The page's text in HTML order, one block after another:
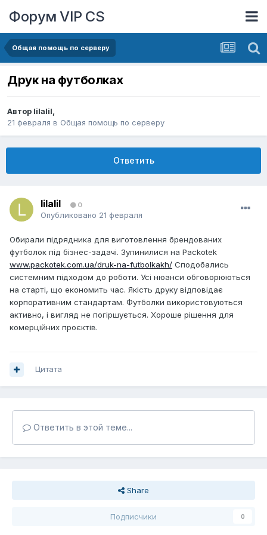
Форум VIP CS
Общая помощь по серверу
Друк на футболках
Автор lilalil,
21 февраля в Общая помощь по серверу
Ответить
lilalil 0
Опубликовано 21 февраля
Обирали підрядника для виготовлення брендованих
футболок під бізнес-задачі. Зупинилися на Packotek
www.packotek.com.ua/druk-na-futbolkakh/ Сподобались
системним підходом до роботи. Усі нюанси обговорюються
на старті, що економить час. Якість друку відповідає
корпоративним стандартам. Футболки використовуються
активно, і вигляд не погіршується. Хороше рішення для
комерційних проєктів.
Цитата
Ответить в этой теме...
Share
Подписчики 0